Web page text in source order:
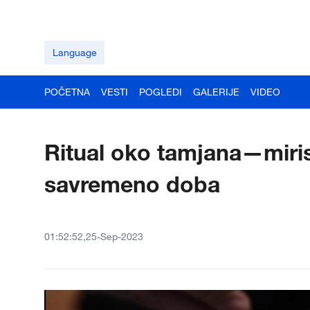
Language
POČETNA VESTI POGLEDI GALERIJE VIDEO
Ritual oko
savremeno doba
01:52:52,25-Sep-2023